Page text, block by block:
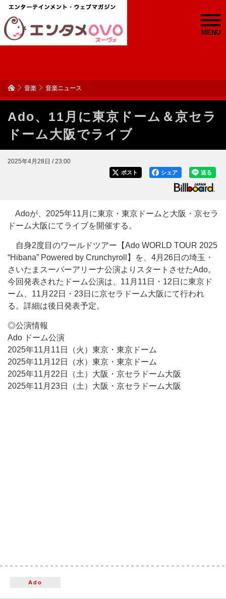
MENU
音楽 音楽ニュース
Ado、11月に東京ドーム＆京セラ
ドーム大阪でライブ
2025年4月28日 / 23:00
送る
シェア
ポスト
Adoが、2025年11月に東京・東京ドームと大阪・京セラ
ドーム大阪にてライブを開催する。
自身2度目のワールドツアー【Ado WORLD TOUR 2025
“Hibana” Powered by Crunchyroll】を、4月26日の埼玉・
さいたまスーパーアリーナ公演よりスタートさせたAdo。
今回発表されたドーム公演は、11月11日・12日に東京ド
ーム、11月22日・23日に京セラドーム大阪にて行われ
る。詳細は後日発表予定。
◎公演情報
Ado ドーム公演
2025年11月11日（火）東京・東京ドーム
2025年11月12日（水）東京・東京ドーム
2025年11月22日（土）大阪・京セラドーム大阪
2025年11月23日（土）大阪・京セラドーム大阪
Ado